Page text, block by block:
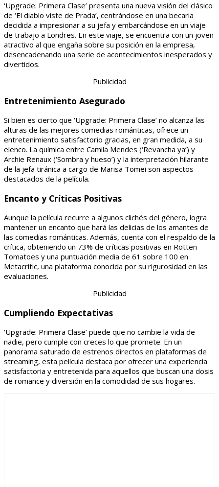
‘Upgrade: Primera Clase’ presenta una nueva visión del clásico
de ‘El diablo viste de Prada’, centrándose en una becaria
decidida a impresionar a su jefa y embarcándose en un viaje
de trabajo a Londres. En este viaje, se encuentra con un joven
atractivo al que engaña sobre su posición en la empresa,
desencadenando una serie de acontecimientos inesperados y
divertidos.
Publicidad
Entretenimiento Asegurado
Si bien es cierto que ‘Upgrade: Primera Clase’ no alcanza las
alturas de las mejores comedias románticas, ofrece un
entretenimiento satisfactorio gracias, en gran medida, a su
elenco. La química entre Camila Mendes (‘Revancha ya’) y
Archie Renaux (‘Sombra y hueso’) y la interpretación hilarante
de la jefa tiránica a cargo de Marisa Tomei son aspectos
destacados de la película.
Encanto y Críticas Positivas
Aunque la película recurre a algunos clichés del género, logra
mantener un encanto que hará las delicias de los amantes de
las comedias románticas. Además, cuenta con el respaldo de la
crítica, obteniendo un 73% de críticas positivas en Rotten
Tomatoes y una puntuación media de 61 sobre 100 en
Metacritic, una plataforma conocida por su rigurosidad en las
evaluaciones.
Publicidad
Cumpliendo Expectativas
‘Upgrade: Primera Clase’ puede que no cambie la vida de
nadie, pero cumple con creces lo que promete. En un
panorama saturado de estrenos directos en plataformas de
streaming, esta película destaca por ofrecer una experiencia
satisfactoria y entretenida para aquellos que buscan una dosis
de romance y diversión en la comodidad de sus hogares.